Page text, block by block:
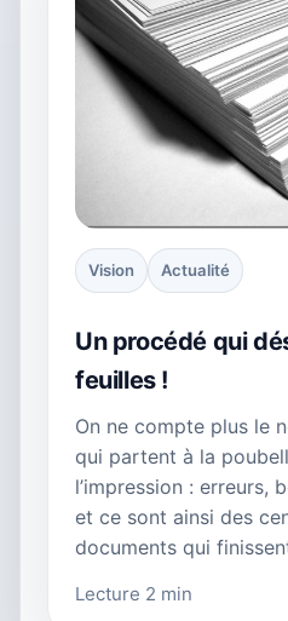
Vision Actualité
Un procédé qui
feuilles !
On ne compte plus le
qui partent à la
l’impression : erreurs,
et ce sont ainsi des
documents qui
Lecture 2 min